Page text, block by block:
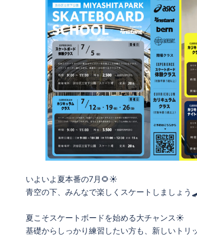
いよいよ夏本番の7月🌻☀️
青空の下、みんなで楽しくスケートしましょう
夏こそスケートボードを始める大チャンス☀️
基礎からしっかり練習したい方も、新しいトリ